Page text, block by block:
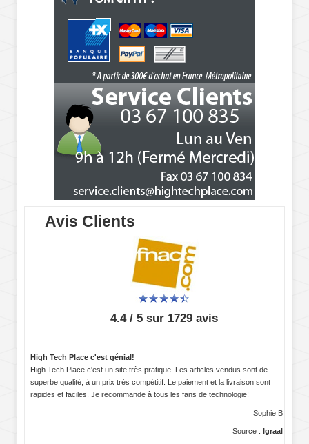
Avis Clients
4.4 / 5 sur 1729 avis
High Tech Place c'est génial!
High Tech Place c'est un site très pratique. Les articles vendus sont de
superbe qualité, à un prix très compétitif. Le paiement et la livraison sont
rapides et faciles. Je recommande à tous les fans de technologie!
Sophie B
Source : Igraal